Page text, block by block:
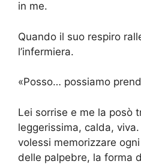
in me.
Quando il suo respiro
l’infermiera.
«Posso… possiamo
Lei sorrise e me la posò
leggerissima, calda,
volessi memorizzare
delle palpebre, la forma